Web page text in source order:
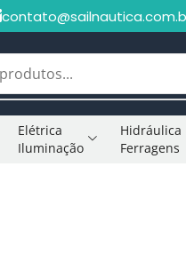
Elétrica
Iluminação
Hidráulica
Ferragens